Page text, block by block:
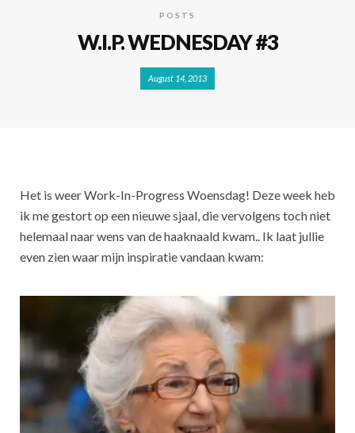
POSTS
W.I.P. WEDNESDAY #3
August 14, 2013
Het is weer Work-In-Progress Woensdag! Deze week heb
ik me gestort op een nieuwe sjaal, die vervolgens toch niet
helemaal naar wens van de haaknaald kwam.. Ik laat jullie
even zien waar mijn inspiratie vandaan kwam: